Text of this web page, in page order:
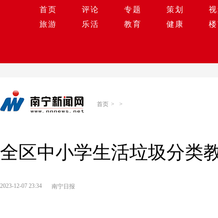
首页 评论 专题 策划
旅游
乐活 教育 健康
首页 > >
全区中小学生活垃圾分类
2023-12-07 23:34 南宁日报